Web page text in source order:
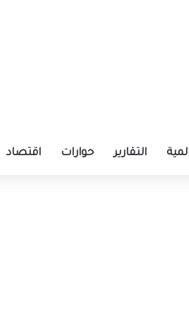
التقارير حوارات اقتصاد